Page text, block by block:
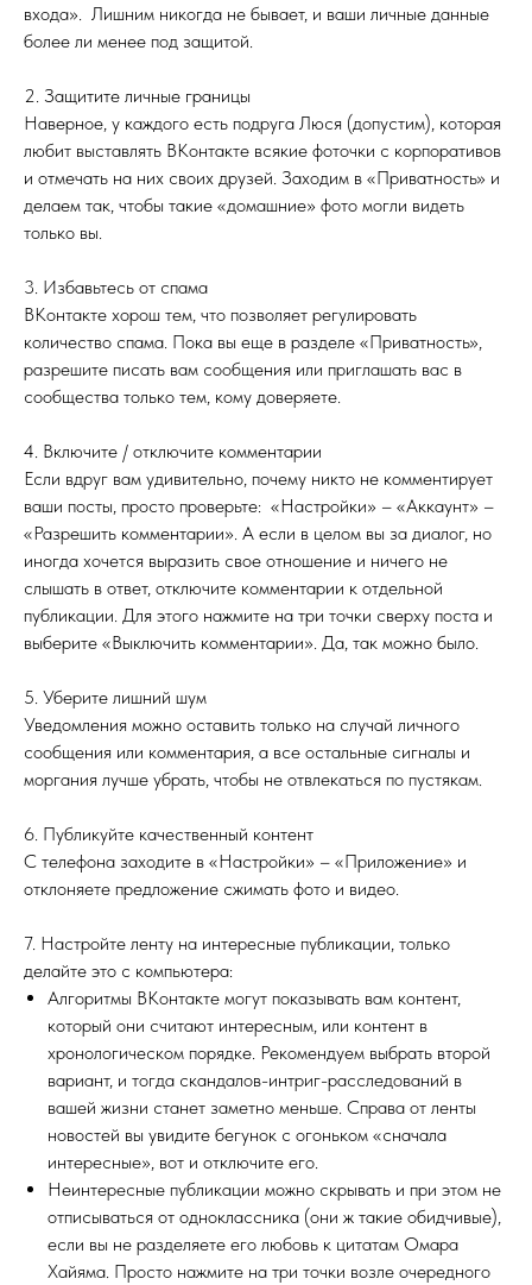
входа». Лишним никогда не бывает, и ваши личные данные
более ли менее под защитой.
2. Защитите личные границы
Наверное, у каждого есть подруга Люся (допустим), которая
любит выставлять ВКонтакте всякие фоточки с корпоративов
и отмечать на них своих друзей. Заходим в «Приватность» и
делаем так, чтобы такие «домашние» фото могли видеть
только вы.
3. Избавьтесь от спама
ВКонтакте хорош тем, что позволяет регулировать
количество спама. Пока вы еще в разделе «Приватность»,
разрешите писать вам сообщения или приглашать вас в
сообщества только тем, кому доверяете.
4. Включите / отключите комментарии
Если вдруг вам удивительно, почему никто не комментирует
ваши посты, просто проверьте: «Настройки» – «Аккаунт» –
«Разрешить комментарии». А если в целом вы за диалог, но
иногда хочется выразить свое отношение и ничего не
слышать в ответ, отключите комментарии к отдельной
публикации. Для этого нажмите на три точки сверху поста и
выберите «Выключить комментарии». Да, так можно было.
5. Уберите лишний шум
Уведомления можно оставить только на случай личного
сообщения или комментария, а все остальные сигналы и
моргания лучше убрать, чтобы не отвлекаться по пустякам.
6. Публикуйте качественный контент
С телефона заходите в «Настройки» – «Приложение» и
отклоняете предложение сжимать фото и видео.
7. Настройте ленту на интересные публикации, только
делайте это с компьютера:
Алгоритмы ВКонтакте могут показывать вам контент,
который они считают интересным, или контент в
хронологическом порядке. Рекомендуем выбрать второй
вариант, и тогда скандалов-интриг-расследований в
вашей жизни станет заметно меньше. Справа от ленты
новостей вы увидите бегунок с огоньком «сначала
интересные», вот и отключите его.
Неинтересные публикации можно скрывать и при этом не
отписываться от одноклассника (они ж такие обидчивые),
если вы не разделяете его любовь к цитатам Омара
Хайяма. Просто нажмите на три точки возле очередного